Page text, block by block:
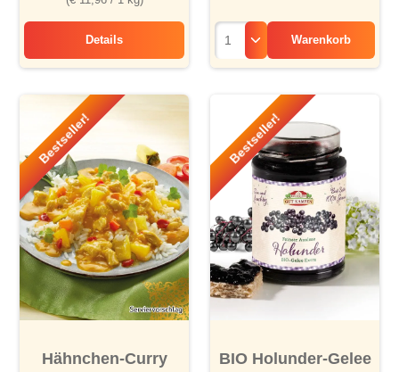
Details
Gutsleberwurst
Warenkorb
Bestseller!
Hähnchen-Curry
Bestseller!
BIO Holunder-Gelee